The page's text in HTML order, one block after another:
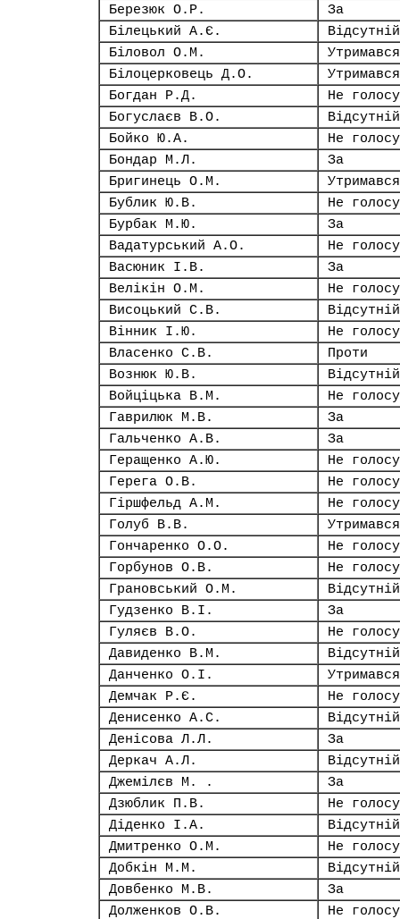
Березюк О.Р.
За
Білецький А.Є.
Відсутній
Біловол О.М.
Утримався
Білоцерковець Д.О.
Утримався
Богдан Р.Д.
Не
Богуслаєв В.О.
Відсутній
Бойко Ю.А.
Не
Бондар М.Л.
За
Бригинець О.М.
Утримався
Бублик Ю.В.
Не
Бурбак М.Ю.
За
Вадатурський А.О.
Не
Васюник І.В.
За
Велікін О.М.
Не
Висоцький С.В.
Відсутній
Вінник І.Ю.
Не
Власенко С.В.
Проти
Вознюк Ю.В.
Відсутній
Войціцька В.М.
Не
Гаврилюк М.В.
За
Гальченко А.В.
За
Геращенко А.Ю.
Не
Герега О.В.
Не
Гіршфельд А.М.
Не
Голуб В.В.
Утримався
Гончаренко О.О.
Не
Горбунов О.В.
Не
Грановський О.М.
Відсутній
Гудзенко В.І.
За
Гуляєв В.О.
Не
Давиденко В.М.
Відсутній
Данченко О.І.
Утримався
Демчак Р.Є.
Не
Денисенко А.С.
Відсутній
Денісова Л.Л.
За
Деркач А.Л.
Відсутній
Джемілєв М. .
За
Дзюблик П.В.
Не
Діденко І.А.
Відсутній
Дмитренко О.М.
Не
Добкін М.М.
Відсутній
Довбенко М.В.
За
Долженков О.В.
Не